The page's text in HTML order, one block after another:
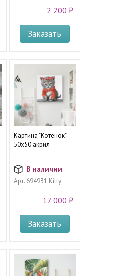
2 200 ₽
Заказать
Картина "Котенок"
50х50 акрил
В наличии
Арт.694931 Kitty
17 000 ₽
Заказать